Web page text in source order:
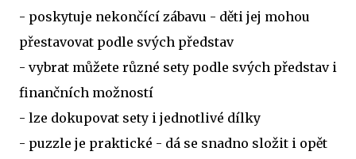
- poskytuje nekončící zábavu - děti jej mohou
přestavovat podle svých představ
- vybrat můžete různé sety podle svých představ i
finančních možností
- lze dokupovat sety i jednotlivé dílky
- puzzle je praktické - dá se snadno složit i opět